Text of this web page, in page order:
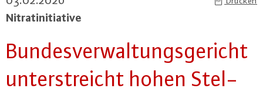
Ni­tra­t­in­itia­ti­ve
Bun­des­ver­wal­tungs­ge­richt
un­ter­streicht hohen Stel­